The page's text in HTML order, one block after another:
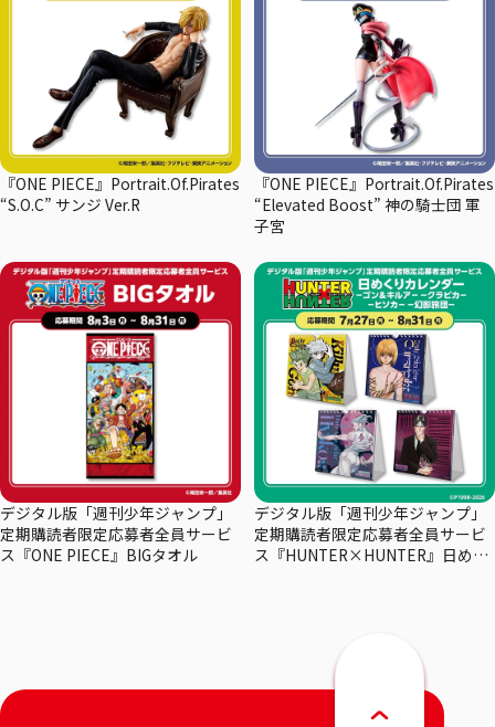
『ONE PIECE』Portrait.Of.Pirates
“S.O.C” サンジ Ver.R
『ONE PIECE』Portrait.Of.Pirates
“Elevated Boost” 神の騎士団 軍
子宮
デジタル版「週刊少年ジャンプ」
定期購読者限定応募者全員サービ
ス『ONE PIECE』BIGタオル
デジタル版「週刊少年ジャンプ」
定期購読者限定応募者全員サービ
ス『HUNTER×HUNTER』日めく